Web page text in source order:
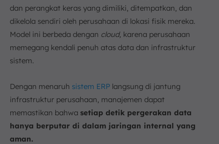
dan perangkat keras yang dimiliki, ditempatkan, dan
dikelola sendiri oleh perusahaan di lokasi fisik mereka.
Model ini berbeda dengan cloud, karena perusahaan
memegang kendali penuh atas data dan infrastruktur
sistem.
Dengan menaruh sistem ERP langsung di jantung
infrastruktur perusahaan, manajemen dapat
memastikan bahwa setiap detik pergerakan data
hanya berputar di dalam jaringan internal yang
aman.